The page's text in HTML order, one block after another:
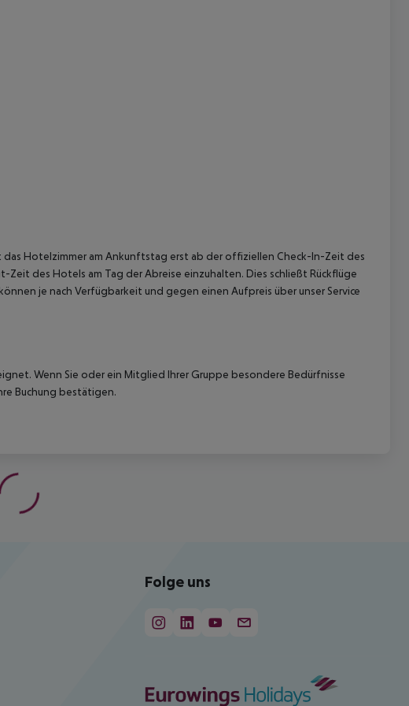
Hotelzimmer am Ankunftstag erst ab der offiziellen Check-In-Zeit des
des Hotels am Tag der Abreise einzuhalten. Dies schließt Rückflüge
je nach Verfügbarkeit und gegen einen Aufpreis über unser Service
Wenn Sie oder ein Mitglied Ihrer Gruppe besondere Bedürfnisse
Buchung bestätigen.
Folge uns